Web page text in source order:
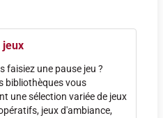
jeux
faisiez une pause jeu ?
bibliothèques vous
une sélection variée de jeux
jeux d'ambiance,